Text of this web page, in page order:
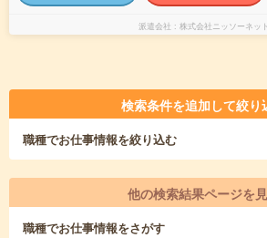
派遣会社 株式会社ニッソーネット
検索条件を追加して絞り
職種でお仕事情報を絞り込む
他の検索結果ページを
職種でお仕事情報をさがす